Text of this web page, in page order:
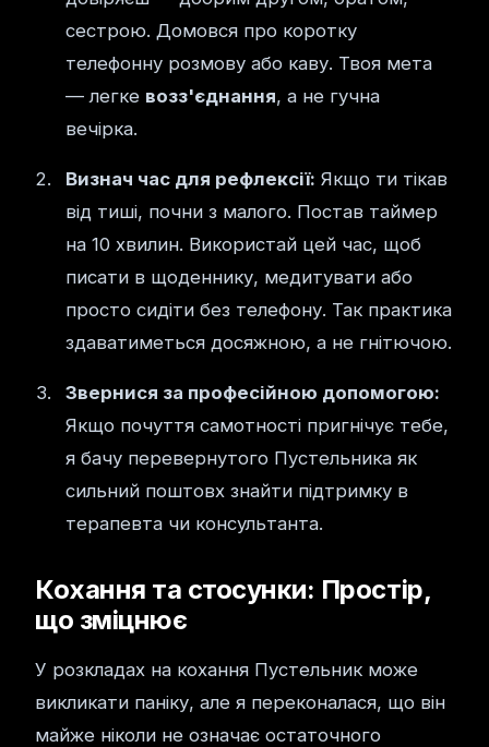
сестрою. Домовся про коротку
телефонну розмову або каву. Твоя мета
— легке возз'єднання, а не гучна
вечірка.
Визнач час для рефлексії: Якщо ти тікав
від тиші, почни з малого. Постав таймер
на 10 хвилин. Використай цей час, щоб
писати в щоденнику, медитувати або
просто сидіти без телефону. Так практика
здаватиметься досяжною, а не гнітючою.
Звернися за професійною допомогою:
Якщо почуття самотності пригнічує тебе,
я бачу перевернутого Пустельника як
сильний поштовх знайти підтримку в
терапевта чи консультанта.
Кохання та стосунки: Простір,
що зміцнює
У розкладах на кохання Пустельник може
викликати паніку, але я переконалася, що він
майже ніколи не означає остаточного